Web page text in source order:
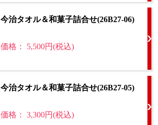
今治タオル＆和菓子詰合せ(26B27-06)
価格： 5,500円(税込)
今治タオル＆和菓子詰合せ(26B27-05)
価格： 3,300円(税込)